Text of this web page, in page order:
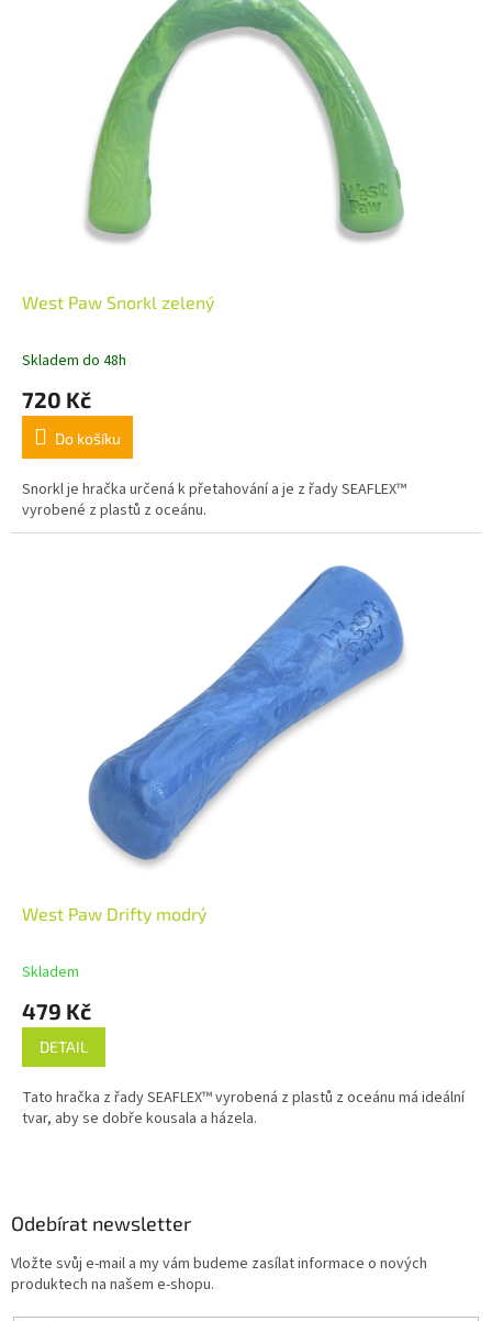
West Paw Snorkl zelený
Skladem do 48h
720 Kč
Do košíku
Snorkl je hračka určená k přetahování a je z řady SEAFLEX™
vyrobené z plastů z oceánu.
West Paw Drifty modrý
Skladem
479 Kč
DETAIL
Tato hračka z řady SEAFLEX™ vyrobená z plastů z oceánu má ideální
tvar, aby se dobře kousala a házela.
Odebírat newsletter
Vložte svůj e-mail a my vám budeme zasílat informace o nových
produktech na našem e-shopu.